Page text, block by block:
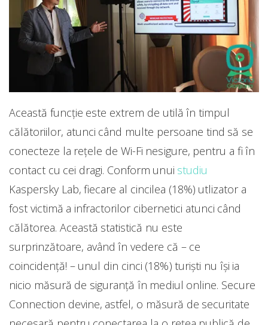
Această funcție este extrem de utilă în timpul
călătoriilor, atunci când multe persoane tind să se
conecteze la rețele de Wi-Fi nesigure, pentru a fi în
contact cu cei dragi. Conform unui studiu
Kaspersky Lab, fiecare al cincilea (18%) utlizator a
fost victimă a infractorilor cibernetici atunci când
călătorea. Această statistică nu este
surprinzătoare, având în vedere că – ce
coincidență! – unul din cinci (18%) turiști nu își ia
nicio măsură de siguranță în mediul online. Secure
Connection devine, astfel, o măsură de securitate